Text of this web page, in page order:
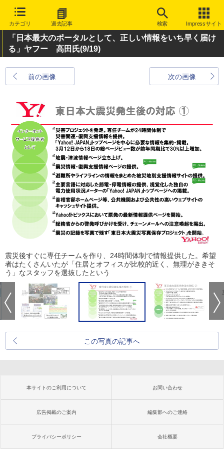
カテゴリ 過去記事 検索 Impressサイト
「日本最大のポータルとして、正しい情報をいち早く届け
る」ヤフー 高田氏(9/19)
前の画像 次の画像
震災後すぐに専任チームを作り、24時間体制で情報提供した。希望
者はたくさんいたが「住居とオフィスが比較的近く、無理がききそ
う」なスタッフを選抜したという
この写真の記事へ
本サイトのご利用について お問い合わせ
広告掲載のご案内 編集部へのご連絡
プライバシーポリシー 会社概要